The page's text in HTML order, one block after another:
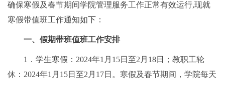
确保寒假及春节期间学院管理服务工作正常有效运行,现就
寒假带值班工作通知如下：
一、假期带班值班工作安排
1．学生寒假：2024年1月15日至2月18日；教职工轮
休：2024年1月15日至2月17日。寒假及春节期间，学院每天